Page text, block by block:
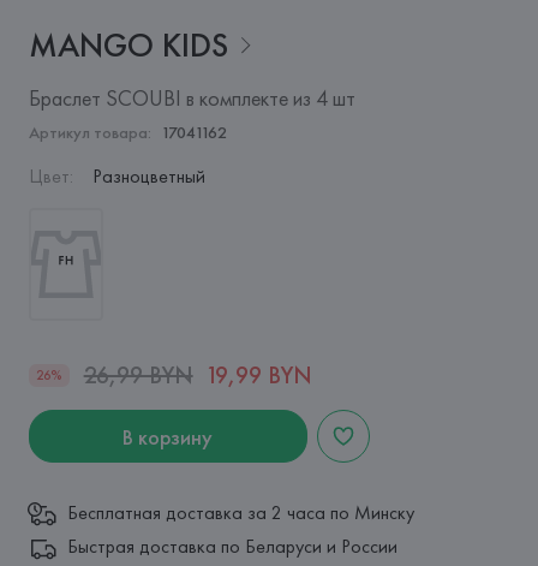
MANGO KIDS
Браслет SCOUBI в комплекте из 4 шт
Артикул товара: 17041162
Цвет: Разноцветный
26% 26,99 BYN 19,99 BYN
В корзину
Бесплатная доставка за 2 часа по Минску
Быстрая доставка по Беларуси и России